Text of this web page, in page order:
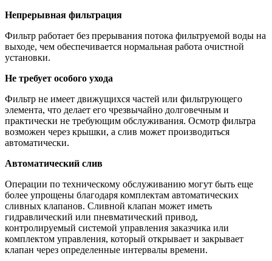
Непрерывная фильтрация
Фильтр работает без прерывания потока фильтруемой воды на
выходе, чем обеспечивается нормальная работа очистной
установки.
Не требует особого ухода
Фильтр не имеет движущихся частей или фильтрующего
элемента, что делает его чрезвычайно долговечным и
практически не требующим обслуживания. Осмотр фильтра
возможен через крышки, а слив может производиться
автоматически.
Автоматический слив
Операции по техническому обслуживанию могут быть еще
более упрощены благодаря комплектам автоматических
сливных клапанов. Сливной клапан может иметь
гидравлический или пневматический привод,
контролируемый системой управления заказчика или
комплектом управления, который открывает и закрывает
клапан через определенные интервалы времени.